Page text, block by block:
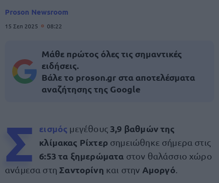
Proson Newsroom
15 Σεπ 2025 08:22
Μάθε πρώτος όλες τις σημαντικές
ειδήσεις.
Βάλε το proson.gr στα αποτελέσματα
αναζήτησης της Google
Σ εισμός μεγέθους 3,9 βαθμών της
κλίμακας Ρίχτερ σημειώθηκε σήμερα στις
6:53 τα ξημερώματα στον θαλάσσιο χώρο
ανάμεσα στη Σαντορίνη και στην Αμοργό